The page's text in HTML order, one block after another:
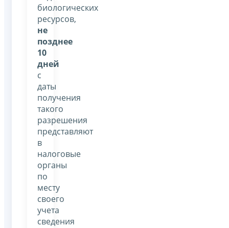
биологических
ресурсов,
не
позднее
10
дней
с
даты
получения
такого
разрешения
представляют
в
налоговые
органы
по
месту
своего
учета
сведения